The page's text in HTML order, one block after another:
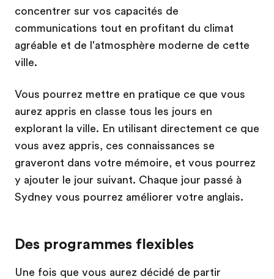
concentrer sur vos capacités de
communications tout en profitant du climat
agréable et de l'atmosphère moderne de cette
ville.
Vous pourrez mettre en pratique ce que vous
aurez appris en classe tous les jours en
explorant la ville. En utilisant directement ce que
vous avez appris, ces connaissances se
graveront dans votre mémoire, et vous pourrez
y ajouter le jour suivant. Chaque jour passé à
Sydney vous pourrez améliorer votre anglais.
Des programmes flexibles
Une fois que vous aurez décidé de partir